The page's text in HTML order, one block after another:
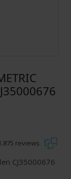
reviews
CJ35000676